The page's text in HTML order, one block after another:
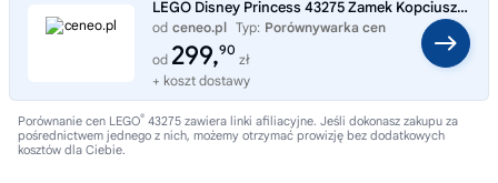
LEGO Disney Princess 43275 Zamek Kopciuszka i kareta
od ceneo.pl Typ: Porównywarka cen
od 299,90
zł
+ koszt dostawy
Porównanie cen LEGO® 43275 zawiera linki afiliacyjne. Jeśli dokonasz zakupu za
pośrednictwem jednego z nich, możemy otrzymać prowizję bez dodatkowych
kosztów dla Ciebie.